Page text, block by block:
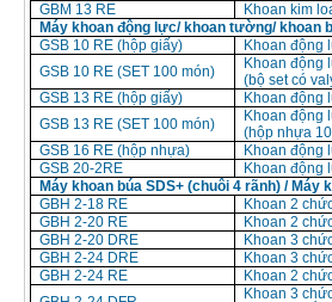
GBM 13 RE
Khoan kim
Máy khoan động lực/ khoan tường/ khoan
GSB 10 RE (hộp giấy)
Khoan động
GSB 10 RE (SET 100 món)
Khoan động
(bộ set có
GSB 13 RE (hộp giấy)
Khoan động
GSB 13 RE (SET 100 món)
Khoan động
(hộp nhựa
GSB 16 RE (hộp nhựa)
Khoan động
GSB 20-2RE
Khoan động
Máy khoan búa SDS+ (chuôi 4 rãnh) /
GBH 2-18 RE
Khoan 2
GBH 2-20 RE
Khoan 2
GBH 2-20 DRE
Khoan 3
GBH 2-24 DRE
Khoan 3
GBH 2-24 RE
Khoan 2
Khoan 3